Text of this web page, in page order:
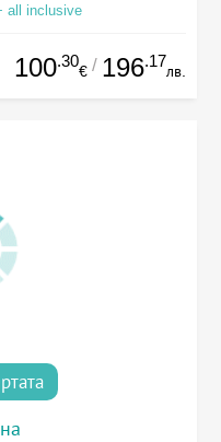
all inclusive
100.30
€ / 196.17
лв.